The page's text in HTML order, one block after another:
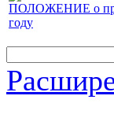
ПОЛОЖЕНИЕ о
году